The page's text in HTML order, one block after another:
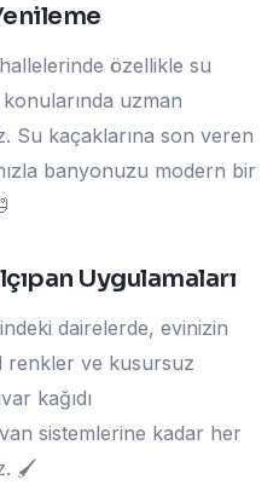
özellikle su
uzman
Su kaçaklarına son veren
banyonuzu modern bir
Uygulamaları
dairelerde, evinizin
renkler ve kusursuz
kağıdı
sistemlerine kadar her
🖌️